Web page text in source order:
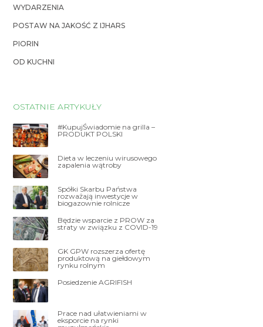
WYDARZENIA
POSTAW NA JAKOŚĆ Z IJHARS
PIORIN
OD KUCHNI
OSTATNIE ARTYKUŁY
#KupujŚwiadomie na grilla –
PRODUKT POLSKI
Dieta w leczeniu wirusowego
zapalenia wątroby
Spółki Skarbu Państwa
rozważają inwestycje w
biogazownie rolnicze
Będzie wsparcie z PROW za
straty w związku z COVID-19
GK GPW rozszerza ofertę
produktową na giełdowym
rynku rolnym
Posiedzenie AGRIFISH
Prace nad ułatwieniami w
eksporcie na rynki